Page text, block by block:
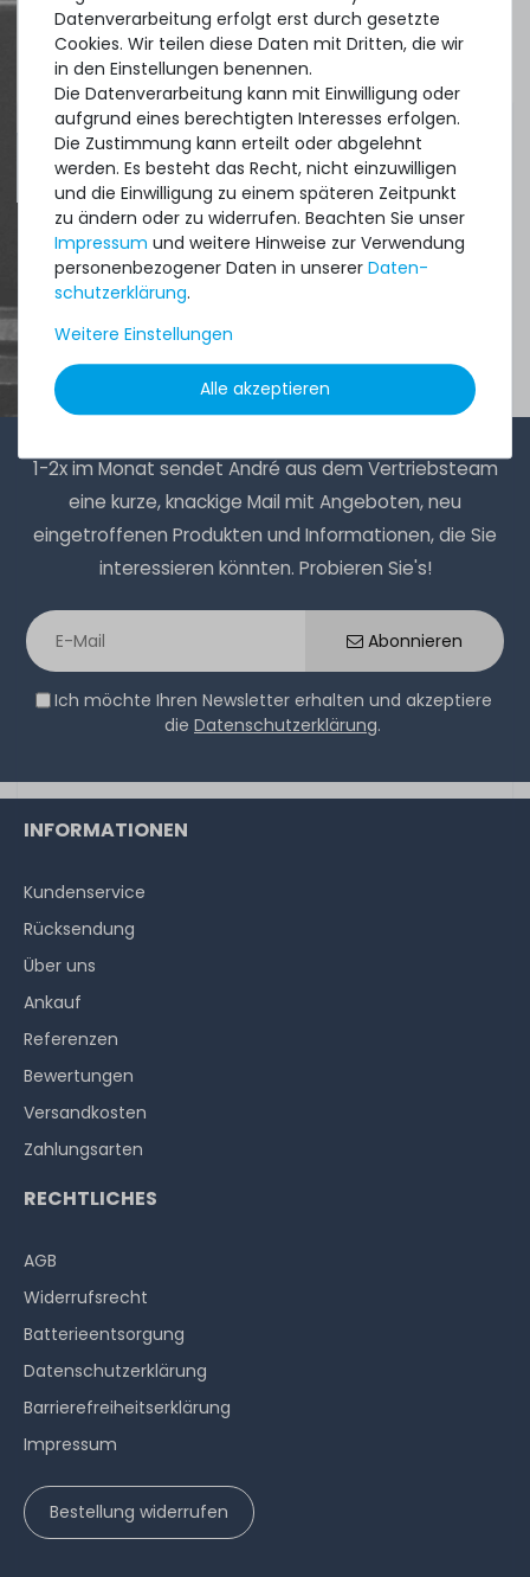
DAVID G.
ausTres Cantos
4.96 /5.00aus 8.500 Bewertungen
1-2x im Monat sendet André aus dem Vertriebsteam
eine kurze, knackige Mail mit Angeboten, neu
eingetroffenen Produkten und Informationen, die Sie
interessieren könnten. Probieren Sie's!
Abonnieren
Ich möchte Ihren Newsletter erhalten und akzeptiere
die Datenschutzerklärung.
Datenverarbeitung erfolgt erst durch gesetzte
Cookies. Wir teilen diese Daten mit Dritten, die wir
in den Einstellungen benennen.
Die Datenverarbeitung kann mit Einwilligung oder
aufgrund eines berechtigten Interesses erfolgen.
Die Zustimmung kann erteilt oder abgelehnt
werden. Es besteht das Recht, nicht einzuwilligen
und die Einwilligung zu einem späteren Zeitpunkt
zu ändern oder zu widerrufen. Beachten Sie unser
Impressum und weitere Hinweise zur Verwendung
personenbezogener Daten in unserer Daten­
schutz­erklärung.
Weitere Einstellungen
Alle akzeptieren
INFORMATIONEN
Kundenservice
Rücksendung
Über uns
Ankauf
Referenzen
Bewertungen
Versandkosten
Zahlungsarten
RECHTLICHES
AGB
Widerrufs­recht
Batterieentsorgung
Datenschutzerklärung
Barrierefreiheitserklärung
Impressum
Bestellung widerrufen